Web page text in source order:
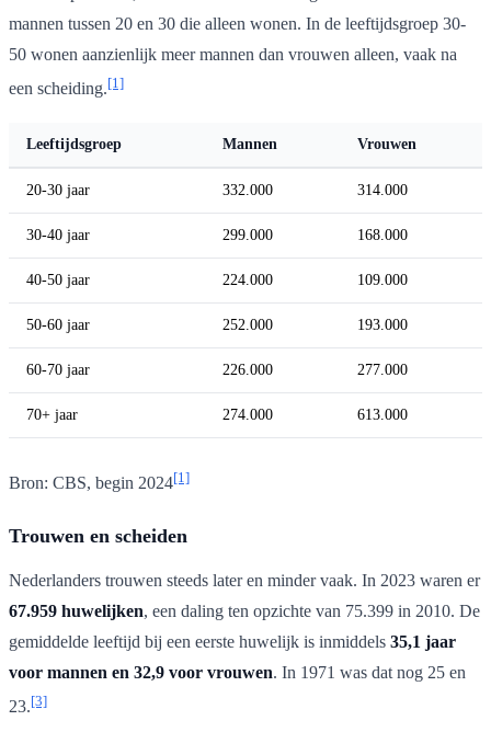
mannen tussen 20 en 30 die alleen wonen. In de leeftijdsgroep 30-
50 wonen aanzienlijk meer mannen dan vrouwen alleen, vaak na
een scheiding.[1]
Leeftijdsgroep Mannen Vrouwen
20-30 jaar 332.000 314.000
30-40 jaar 299.000 168.000
40-50 jaar 224.000 109.000
50-60 jaar 252.000 193.000
60-70 jaar 226.000 277.000
70+ jaar 274.000 613.000
Bron: CBS, begin 2024[1]
Trouwen en scheiden
Nederlanders trouwen steeds later en minder vaak. In 2023 waren er
67.959 huwelijken, een daling ten opzichte van 75.399 in 2010. De
gemiddelde leeftijd bij een eerste huwelijk is inmiddels 35,1 jaar
voor mannen en 32,9 voor vrouwen. In 1971 was dat nog 25 en
23.[3]